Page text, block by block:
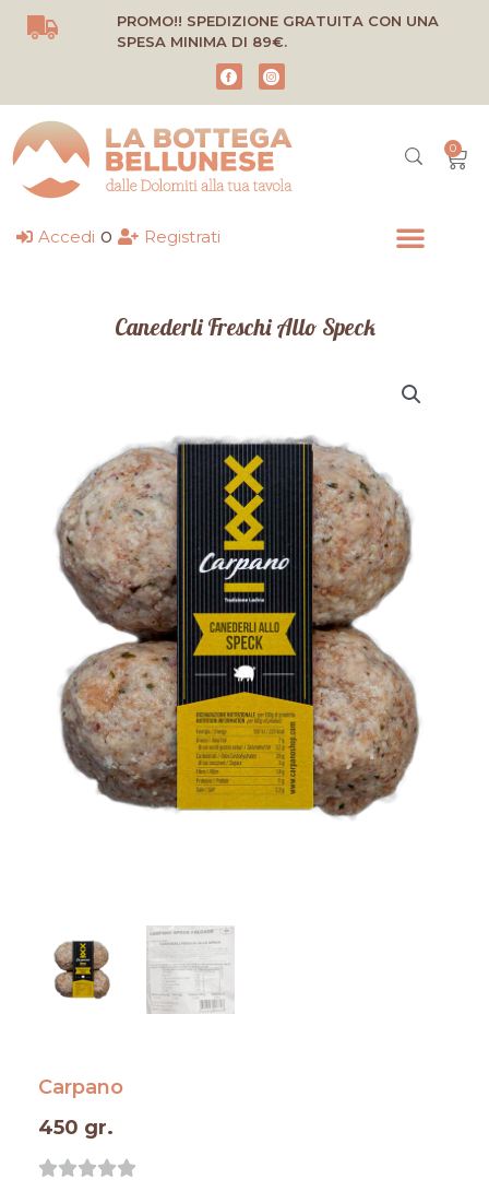
Vai
PROMO!! SPEDIZIONE GRATUITA CON UNA
SPESA MINIMA DI 89€.
0
Accedi o Registrati
Canederli Freschi Allo Speck
Carpano
450 gr.
